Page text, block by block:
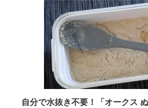
自分で水抜き不要！「オークス